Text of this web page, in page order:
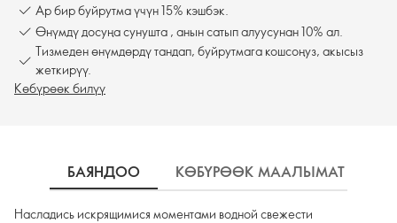
Ар бир буйрутма үчүн 15% кэшбэк.
Өнүмдү досуңа сунушта , анын сатып алуусунан 10% ал.
Тизмеден өнүмдөрдү тандап, буйрутмага кошсоңуз, акысыз
жеткирүү.
Көбүрөөк билүү
БАЯНДОО КӨБҮРӨӨК МААЛЫМАТ
Насладись искрящимися моментами водной свежести